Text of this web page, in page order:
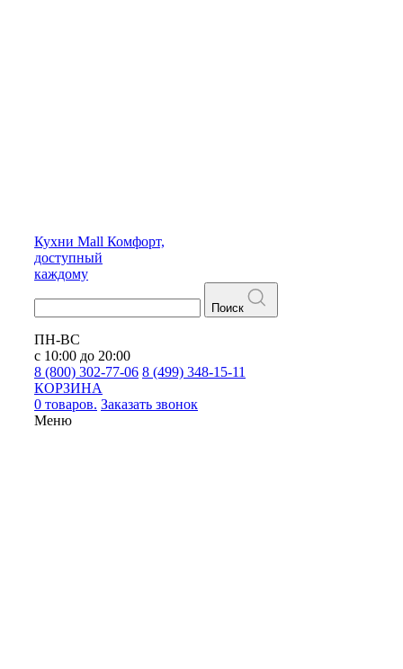
Кухни Mall Комфорт,
доступный
каждому
Поиск
ПН-ВС
с 10:00 до 20:00
8 (800) 302-77-06 8 (499) 348-15-11
КОРЗИНА
0 товаров. Заказать звонок
Меню